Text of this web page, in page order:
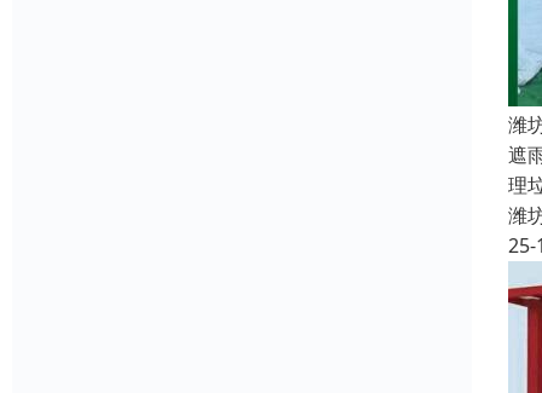
潍
遮
理
潍
25-